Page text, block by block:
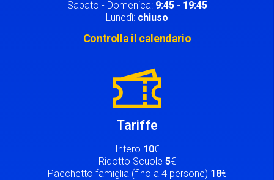
Sabato - Domenica: 9:45 - 19:45
Lunedì: chiuso
Controlla il calendario
Tariffe
Intero 10€
Ridotto Scuole 5€
Pacchetto famiglia (fino a 4 persone) 18€